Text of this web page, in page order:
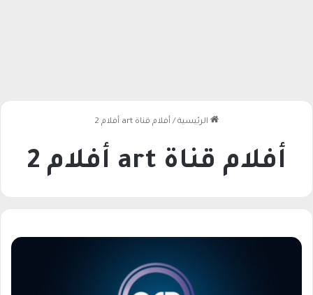
الرئيسية / أفلام قناة art أفلام 2
أفلام قناة art أفلام 2